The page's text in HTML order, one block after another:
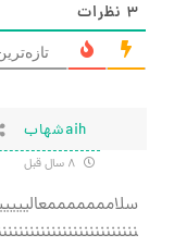
۳ نظرات
aihشهاب